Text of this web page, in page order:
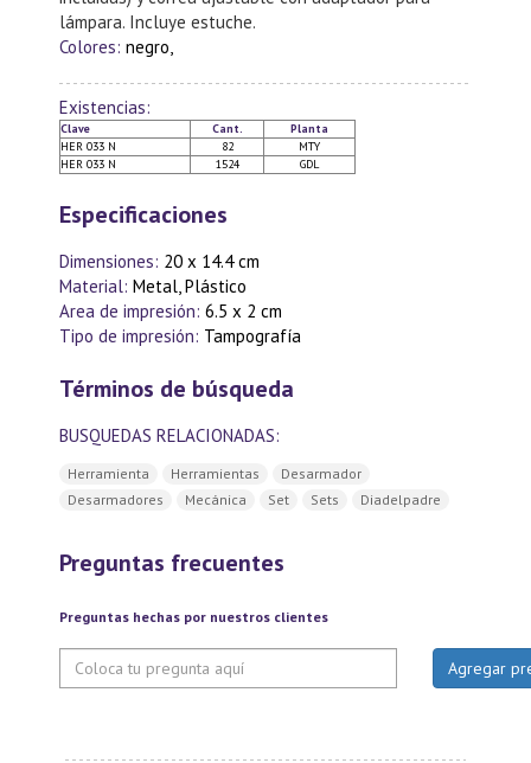
lámpara. Incluye estuche.
Colores: negro,
Existencias:
Clave Cant.
Planta
HER 033 N
82
MTY
HER 033 N
1524 GDL
Especificaciones
Dimensiones: 20 x 14.4 cm
Material: Metal, Plástico
Area de impresión: 6.5 x 2 cm
Tipo de impresión: Tampografía
Términos de búsqueda
BUSQUEDAS RELACIONADAS:
Herramienta Herramientas
Desarmador
Desarmadores
Mecánica Set Sets Diadelpadre
Preguntas frecuentes
Preguntas hechas por nuestros clientes